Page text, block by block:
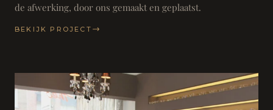
de afwerking, door ons gemaakt en geplaatst.
BEKIJK PROJECT